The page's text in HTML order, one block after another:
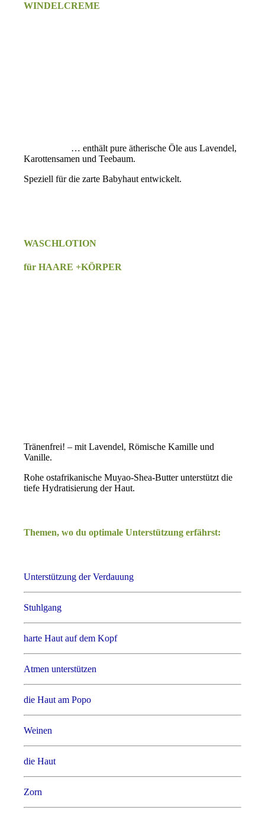
WINDELCREME
… enthält pure ätherische Öle aus Lavendel,
Karottensamen und Teebaum.
Speziell für die zarte Babyhaut entwickelt.
WASCHLOTION
für HAARE +KÖRPER
Tränenfrei! – mit Lavendel, Römische Kamille und
Vanille.
Rohe ostafrikanische Muyao-Shea-Butter unterstützt die
tiefe Hydratisierung der Haut.
Themen, wo du optimale Unterstützung erfährst:
Unterstützung der Verdauung
Stuhlgang
harte Haut auf dem Kopf
Atmen unterstützen
die Haut am Popo
Weinen
die Haut
Zorn